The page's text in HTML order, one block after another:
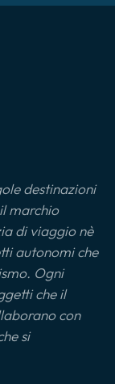
destinazioni
marchio
di viaggio nè
autonomi che
Ogni
che il
con
si